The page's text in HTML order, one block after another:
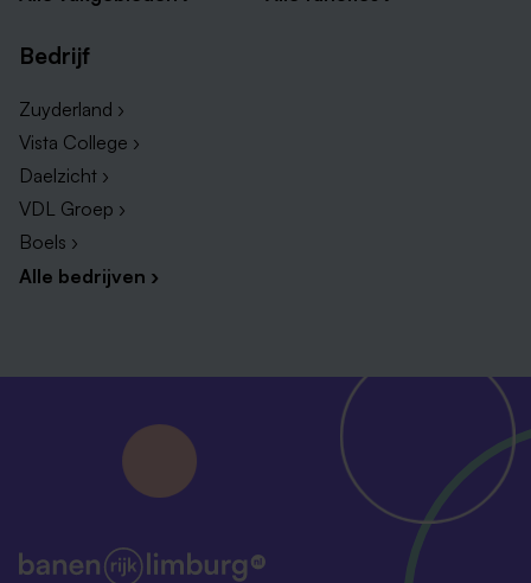
Bedrijf
Zuyderland ›
Vista College ›
Daelzicht ›
VDL Groep ›
Boels ›
Alle bedrijven ›